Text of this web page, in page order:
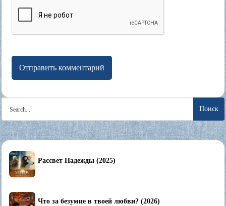
Search
for:
Рассвет Надежды (2025)
Что за безумие в твоей любви? (2026)